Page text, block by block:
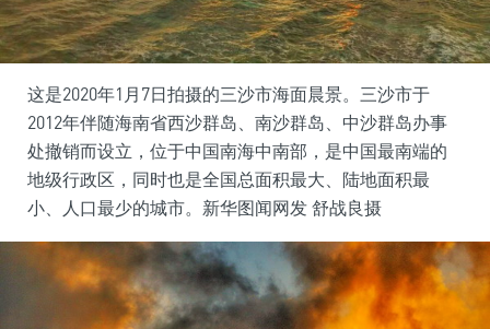
这是2020年1月7日拍摄的三沙市海面晨景。三沙市于
2012年伴随海南省西沙群岛、南沙群岛、中沙群岛办事
处撤销而设立，位于中国南海中南部，是中国最南端的
地级行政区，同时也是全国总面积最大、陆地面积最
小、人口最少的城市。新华图闻网发 舒战良摄